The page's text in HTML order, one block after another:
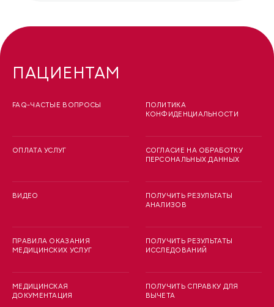
ПАЦИЕНТАМ
FAQ-ЧАСТЫЕ ВОПРОСЫ
ОПЛАТА УСЛУГ
ВИДЕО
ПРАВИЛА ОКАЗАНИЯ
МЕДИЦИНСКИХ УСЛУГ
МЕДИЦИНСКАЯ
ДОКУМЕНТАЦИЯ
ПОЛИТИКА
КОНФИДЕНЦИАЛЬНОСТИ
СОГЛАСИЕ НА ОБРАБОТКУ
ПЕРСОНАЛЬНЫХ ДАННЫХ
ПОЛУЧИТЬ РЕЗУЛЬТАТЫ
АНАЛИЗОВ
ПОЛУЧИТЬ РЕЗУЛЬТАТЫ
ИССЛЕДОВАНИЙ
ПОЛУЧИТЬ СПРАВКУ ДЛЯ
ВЫЧЕТА